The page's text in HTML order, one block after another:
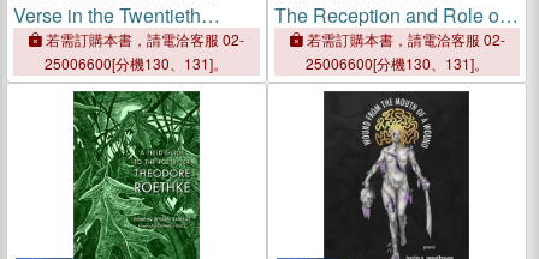
Verse in the Twentieth
Century: The Poetry That
Matters：The Poetry That
Matters
若需訂購本書，請電洽客服 02-
25006600[分機130、131]。
The Reception and Role of
the American Poet in Polish
National Culture
若需訂購本書，請電洽客服 02-
25006600[分機130、131]。